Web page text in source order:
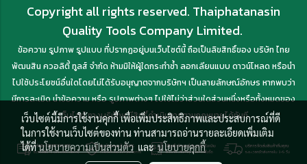
Copyright all rights reserved. Thaiphatanasin
Quality Tools Company Limited.
ข้อความ รูปภาพ รูปแบบ ที่ปรากฏอยู่บนเว็บไซต์นี้ ถือเป็นลิขสิทธิ์ของ บริษัท ไทย
พัฒนสิน ควอลิตี้ ทูลส์ จำกัด ห้ามมิให้ผู้ใดกระทำซ้ำ ลอกเลียนแบบ ดาวน์โหลด หรือนำ
ไปใช้ประโยชน์อื่นใดโดยไม่ได้รับอนุญาตจากบริษัทฯ เป็นลายลักษณ์อักษร หากพบว่า
มีการละเมิด นำข้อความ หรือ รูปภาพต่างๆ ไปใช้ไม่ว่าส่วนใดส่วนหนึ่งหรือทั้งหมดของ
เว็บไซต์ ทางบริษัทฯ มีสิทธิ์ดำเนินการตามกฎหมายได้ทันที
เว็บไซต์นี้มีการใช้งานคุกกี้ เพื่อเพิ่มประสิทธิภาพและประสบการณ์ที่ดี
ในการใช้งานเว็บไซต์ของท่าน ท่านสามารถอ่านรายละเอียดเพิ่มเติม
ได้ที่นโยบายความเป็นส่วนตัวและนโยบายคุกกี้